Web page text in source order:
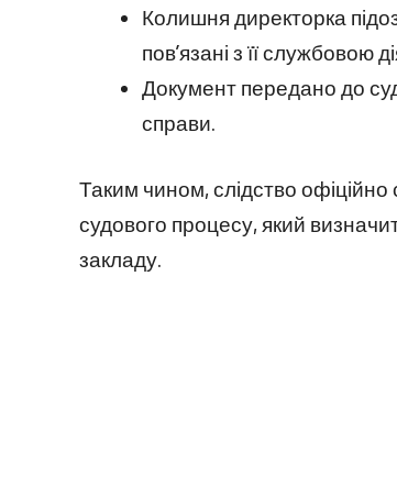
Колишня директорка
пов’язані з її службовою
Документ передано до
справи.
Таким чином, слідство
судового процесу, який
закладу.